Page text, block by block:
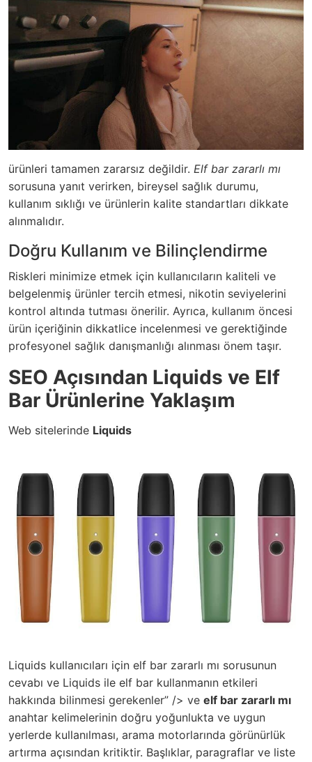
ürünleri tamamen zararsız değildir. Elf bar zararlı mı
sorusuna yanıt verirken, bireysel sağlık durumu,
kullanım sıklığı ve ürünlerin kalite standartları dikkate
alınmalıdır.
Doğru Kullanım ve Bilinçlendirme
Riskleri minimize etmek için kullanıcıların kaliteli ve
belgelenmiş ürünler tercih etmesi, nikotin seviyelerini
kontrol altında tutması önerilir. Ayrıca, kullanım öncesi
ürün içeriğinin dikkatlice incelenmesi ve gerektiğinde
profesyonel sağlık danışmanlığı alınması önem taşır.
SEO Açısından Liquids ve Elf
Bar Ürünlerine Yaklaşım
Web sitelerinde Liquids
Liquids kullanıcıları için elf bar zararlı mı sorusunun
cevabı ve Liquids ile elf bar kullanmanın etkileri
hakkında bilinmesi gerekenler” /> ve elf bar zararlı mı
anahtar kelimelerinin doğru yoğunlukta ve uygun
yerlerde kullanılması, arama motorlarında görünürlük
artırma açısından kritiktir. Başlıklar, paragraflar ve liste